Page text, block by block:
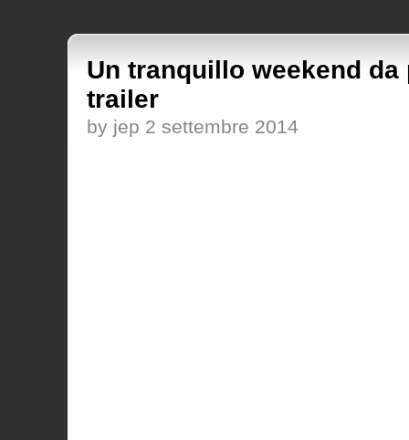
Un tranquillo weekend da
trailer
by jep 2 settembre 2014